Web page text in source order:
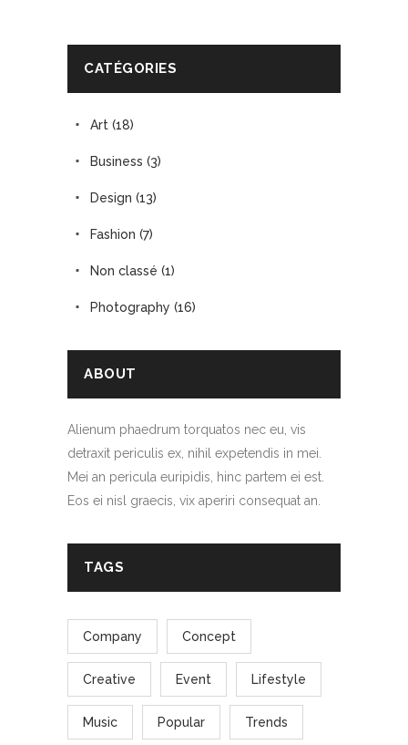
CATÉGORIES
Art (18)
Business (3)
Design (13)
Fashion (7)
Non classé (1)
Photography (16)
ABOUT
Alienum phaedrum torquatos nec eu, vis
detraxit periculis ex, nihil expetendis in mei.
Mei an pericula euripidis, hinc partem ei est.
Eos ei nisl graecis, vix aperiri consequat an.
TAGS
Company Concept
Creative Event Lifestyle
Music Popular Trends